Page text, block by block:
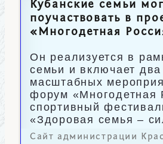
Кубанские семьи
поучаствовать в
«Многодетная
Он реализуется в
семьи и включает два
масштабных
форум «Многодетная
спортивный
«Здоровая семья –
Россия».
Сайт администрации